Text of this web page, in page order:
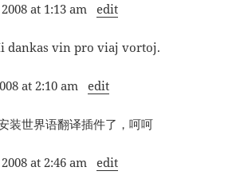
2008 at 1:13 amedit
dankas vin pro viaj vortoj.
at 2:10 amedit
装世界语翻译插件了，呵呵
2008 at 2:46 amedit